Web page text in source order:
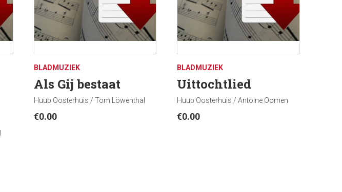
BLADMUZIEK
Als Gij bestaat
Huub Oosterhuis / Tom Löwenthal
€0.00
BLADMUZIEK
Uittochtlied
Huub Oosterhuis / Antoine Oomen
€0.00